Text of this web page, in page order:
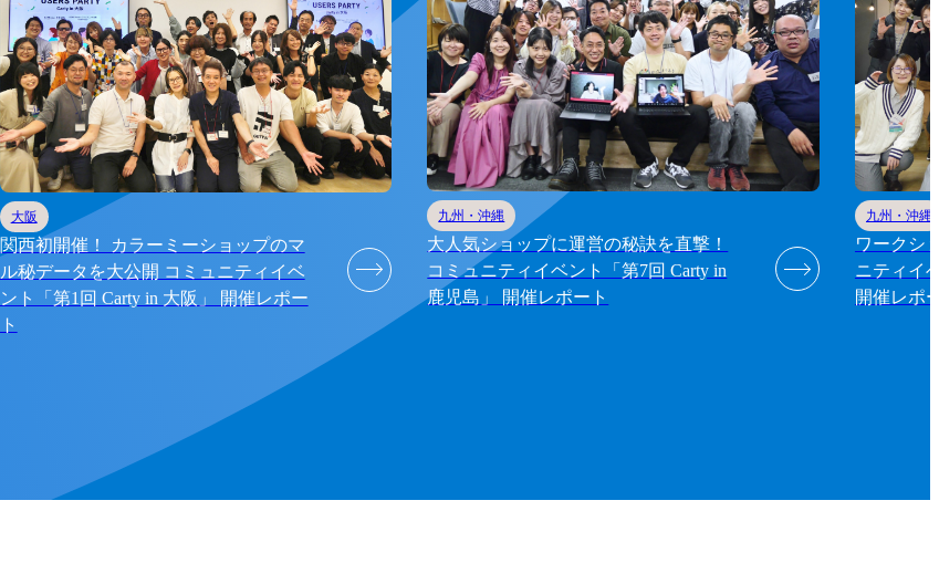
大阪
関西初開催！ カラーミーショップのマ
ル秘データを大公開 コミュニティイベ
ント「第1回 Carty in 大阪」 開催レポー
ト
九州・沖縄
大人気ショップに運営の秘訣を直撃！
コミュニティイベント「第7回 Carty in
鹿児島」 開催レポート
九州・沖縄
ワークシ
ニティイ
開催レポ